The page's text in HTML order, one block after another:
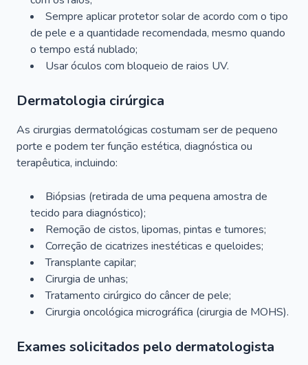
Sempre aplicar protetor solar de acordo com o tipo
de pele e a quantidade recomendada, mesmo quando
o tempo está nublado;
Usar óculos com bloqueio de raios UV.
Dermatologia cirúrgica
As cirurgias dermatológicas costumam ser de pequeno
porte e podem ter função estética, diagnóstica ou
terapêutica, incluindo:
Biópsias (retirada de uma pequena amostra de
tecido para diagnóstico);
Remoção de cistos, lipomas, pintas e tumores;
Correção de cicatrizes inestéticas e queloides;
Transplante capilar;
Cirurgia de unhas;
Tratamento cirúrgico do câncer de pele;
Cirurgia oncológica micrográfica (cirurgia de MOHS).
Exames solicitados pelo dermatologista